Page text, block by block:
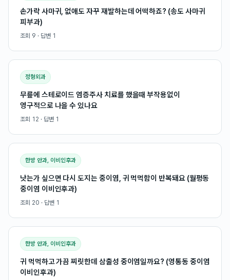
손가락 사마귀, 없애도 자꾸 재발하는데 어떡하죠? (송도 사마귀
피부과)
조회 9 · 답변 1
정형외과
무릎에 스테로이드 염증주사 치료를 했을때 부작용없이
영구적으로 나을 수 있나요
조회 12 · 답변 1
한방 안과, 이비인후과
낫는가 싶으면 다시 도지는 중이염, 귀 먹먹함이 반복돼요 (월평동
중이염 이비인후과)
조회 20 · 답변 1
한방 안과, 이비인후과
귀 먹먹하고 가끔 찌릿한데 삼출성 중이염일까요? (영통동 중이염
이비인후과)